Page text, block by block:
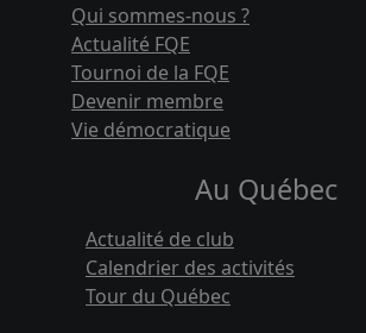
Qui sommes-nous ?
Actualité FQE
Tournoi de la FQE
Devenir membre
Vie démocratique
Au Québec
Actualité de club
Calendrier des activités
Tour du Québec